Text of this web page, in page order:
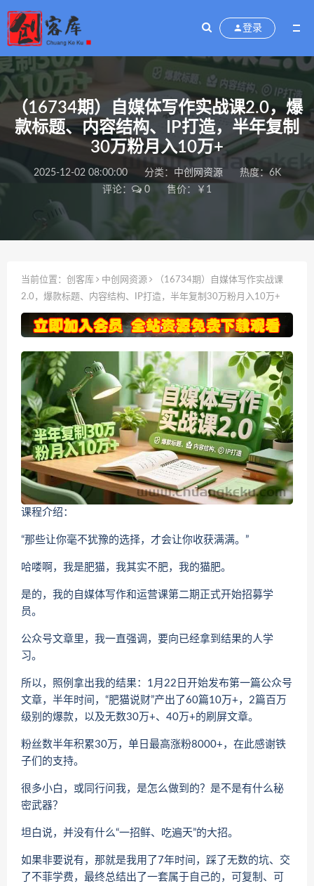
登录
（16734期）自媒体写作实战课2.0，爆
款标题、内容结构、IP打造，半年复制
30万粉月入10万+
2025-12-02 08:00:00 分类： 中创网资源
热度：6K
评论：
0 售价：￥1
当前位置： 创客库 中创网资源
（16734期）自媒体写作实战课
2.0，爆款标题、内容结构、IP打造，半年复制30万粉月入10万+
课程介绍：
“那些让你毫不犹豫的选择，才会让你收获满满。”
哈喽啊，我是肥猫，我其实不肥，我的猫肥。
是的，我的自媒体写作和运营课第二期正式开始招募学
员。
公众号文章里，我一直强调，要向已经拿到结果的人学
习。
所以，照例拿出我的结果：1月22日开始发布第一篇公众号
文章，半年时间，“肥猫说财”产出了60篇10万+，2篇百万
级别的爆款，以及无数30万+、40万+的刷屏文章。
粉丝数半年积累30万，单日最高涨粉8000+，在此感谢铁
子们的支持。
很多小白，或同行问我，是怎么做到的？是不是有什么秘
密武器？
坦白说，并没有什么“一招鲜、吃遍天”的大招。
如果非要说有，那就是我用了7年时间，踩了无数的坑、交
了不菲学费，最终总结出了一套属于自己的，可复制、可